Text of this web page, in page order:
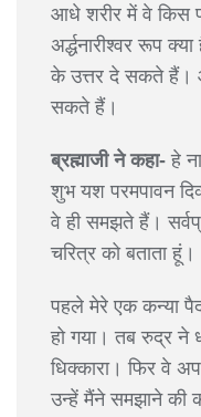
आधे शरीर में वे किस
अर्द्धनारीश्वर रूप
के उत्तर दे सकते हैं।
सकते हैं।
ब्रह्माजी ने कहा- हे
शुभ यश परमपावन
वे ही समझते हैं।
चरित्र को बताता हूं।
पहले मेरे एक कन्या
हो गया। तब रुद्र ने
धिक्कारा। फिर वे
उन्हें मैंने समझाने की